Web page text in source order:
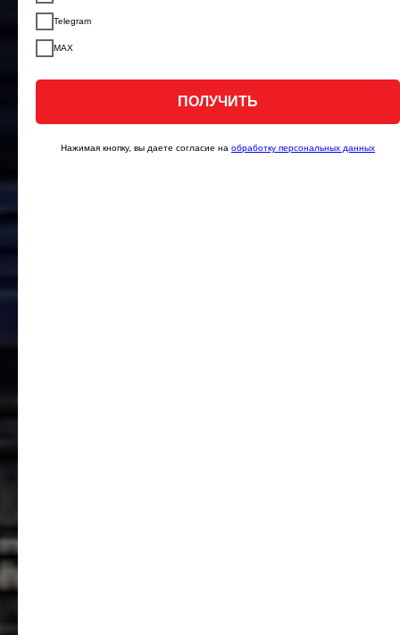
Telegram
MAX
ПОЛУЧИТЬ
Нажимая кнопку, вы даете согласие на обработку персональных данных